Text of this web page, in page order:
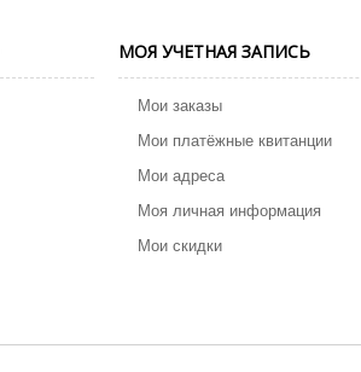
МОЯ УЧЕТНАЯ ЗАПИСЬ
Мои заказы
Мои платёжные квитанции
Мои адреса
Моя личная информация
Мои скидки